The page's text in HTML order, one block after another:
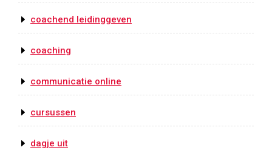
coachend leidinggeven
coaching
communicatie online
cursussen
dagje uit